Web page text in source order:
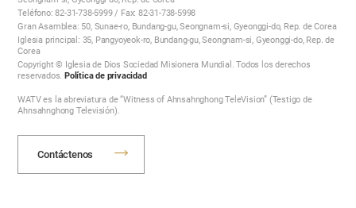
톡
공
하
Teléfono: 82-31-738-5999 / Fax: 82-31-738-5998
Gran Asamblea: 50, Sunae-ro, Bundang-gu, Seongnam-si, Gyeonggi-do, Rep. de Corea
Iglesia principal: 35, Pangyoyeok-ro, Bundang-gu, Seongnam-si, Gyeonggi-do, Rep. de
Corea
Copyright © Iglesia de Dios Sociedad Misionera Mundial. Todos los derechos
reservados.Política de privacidad
WATV es la abreviatura de “Witness of Ahnsahnghong TeleVision” (Testigo de
Ahnsahnghong Televisión).
Contáctenos